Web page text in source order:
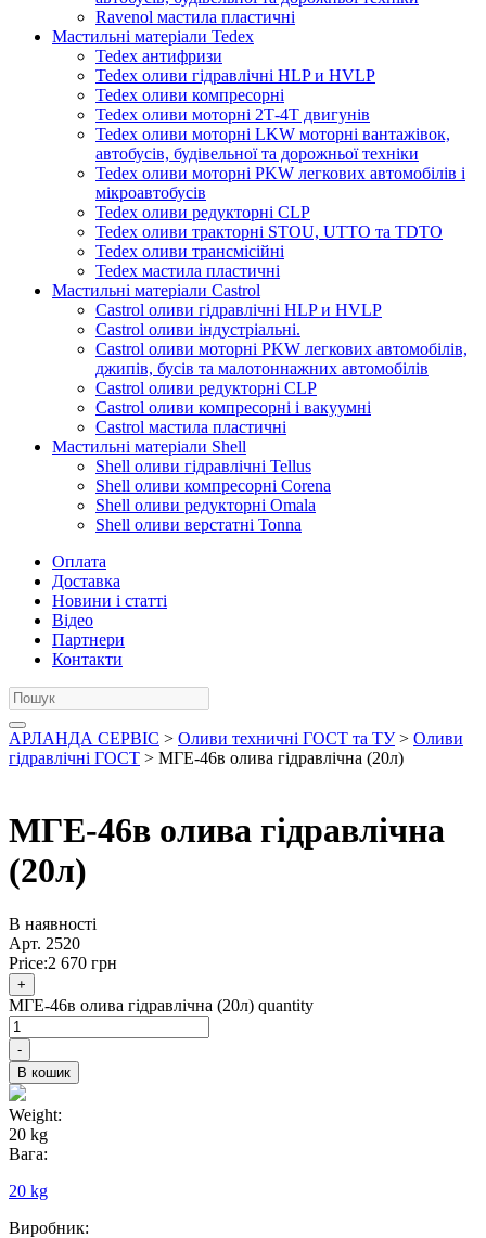
Ravenol мастила пластичні
Мастильні матеріали Tedex
Tedex антифризи
Tedex оливи гідравлічні HLP и HVLP
Tedex оливи компресорні
Tedex оливи моторні 2Т-4Т двигунів
Tedex оливи моторні LKW моторні вантажівок,
автобусів, будівельної та дорожньої техніки
Tedex оливи моторні PKW легкових автомобілів і
мікроавтобусів
Tedex оливи редукторні CLP
Tedex оливи тракторні STOU, UTTO та TDTO
Tedex оливи трансмісійні
Tedex мастила пластичні
Мастильні матеріали Castrol
Castrol оливи гідравлічні HLP и HVLP
Castrol оливи індустріальні.
Castrol оливи моторні PKW легкових автомобілів,
джипів, бусів та малотоннажних автомобілів
Castrol оливи редукторні CLP
Castrol оливи компресорні і вакуумні
Castrol мастила пластичні
Мастильні матеріали Shell
Shell оливи гідравлічні Tellus
Shell оливи компресорні Corena
Shell оливи редукторні Omala
Shell оливи верстатні Tonna
Оплата
Доставка
Новини і статті
Відео
Партнери
Контакти
АРЛАНДА СЕРВІС > Оливи техничні ГОСТ та ТУ> Оливи
гідравлічні ГОСТ > МГЕ-46в олива гідравлічна (20л)
МГЕ-46в олива гідравлічна
(20л)
В наявності
Арт. 2520
Price:2 670 грн
+
МГЕ-46в олива гідравлічна (20л) quantity
-
В кошик
Weight:
20 kg
Вага:
20 kg
Виробник: